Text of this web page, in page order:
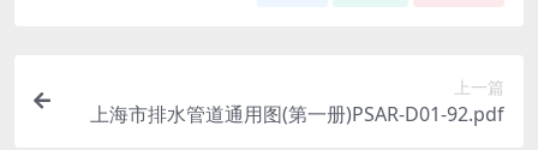
上一篇
上海市排水管道通用图(第一册)PSAR-D01-92.pdf